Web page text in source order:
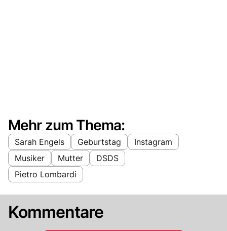
Mehr zum Thema:
Sarah Engels Geburtstag
Instagram
Musiker
Mutter
DSDS
Pietro Lombardi
Kommentare